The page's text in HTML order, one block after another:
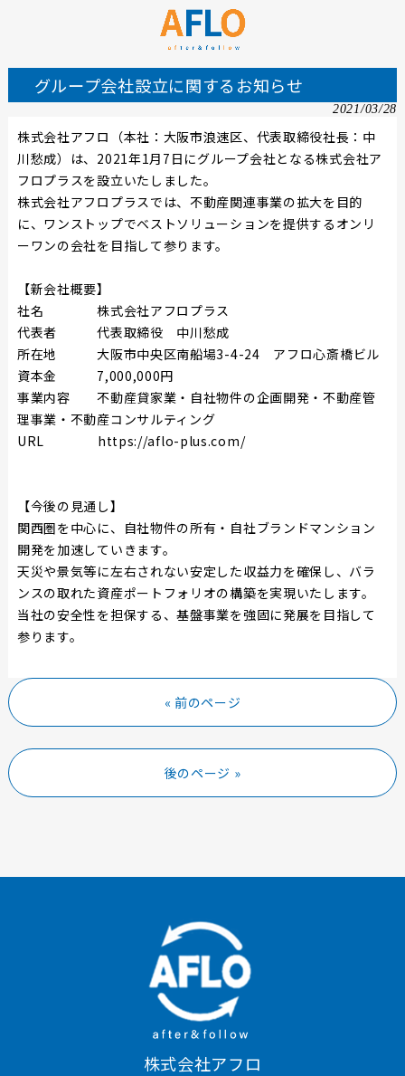
グループ会社設立に関するお知らせ
2021/03/28
株式会社アフロ（本社：大阪市浪速区、代表取締役社長：中
川愁成）は、2021年1月7日にグループ会社となる株式会社ア
フロプラスを設立いたしました。
株式会社アフロプラスでは、不動産関連事業の拡大を目的
に、 ワンストップでベストソリューションを提供するオンリ
ーワンの会社を目指して参ります。
【新会社概要】
社名 株式会社アフロプラス
代表者 代表取締役 中川愁成
所在地 大阪市中央区南船場3-4-24 アフロ心斎橋ビル
資本金 7,000,000円
事業内容 不動産貸家業・自社物件の企画開発・不動産管
理事業・不動産コンサルティング
URL https://aflo-plus.com/
【今後の見通し】
関西圏を中心に、自社物件の所有・自社ブランドマンション
開発を加速していきます。
天災や景気等に左右されない安定した収益力を確保し、バラ
ンスの取れた資産ポートフォリオの構築を実現いたします。
当社の安全性を担保する、基盤事業を強固に発展を目指して
参ります。
« 前のページ
後のページ »
株式会社アフロ